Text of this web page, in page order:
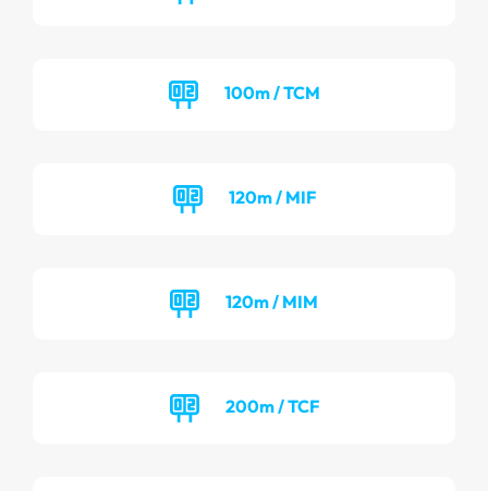
100m / TCM
120m / MIF
120m / MIM
200m / TCF